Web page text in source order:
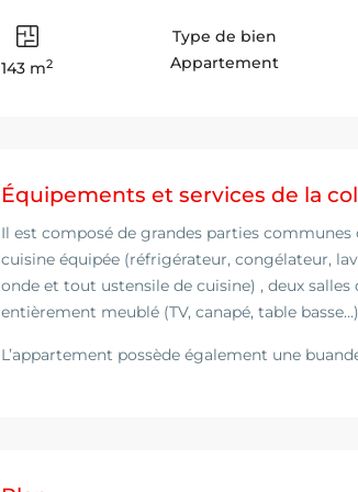
143 m2
Type de bien
Appartement
Équipements et services de la
Il est composé de grandes parties communes
cuisine équipée (réfrigérateur, congélateur,
onde et tout ustensile de cuisine) , deux
entièrement meublé (TV, canapé, table
L’appartement possède également une